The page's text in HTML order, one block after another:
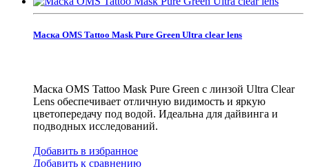
Маска OMS Tattoo Mask Pure Green Ultra clear lens
Маска OMS Tattoo Mask Pure Green с линзой Ultra Clear
Lens обеспечивает отличную видимость и яркую
цветопередачу под водой. Идеальна для дайвинга и
подводных исследований.
Добавить в избранное
Добавить к сравнению